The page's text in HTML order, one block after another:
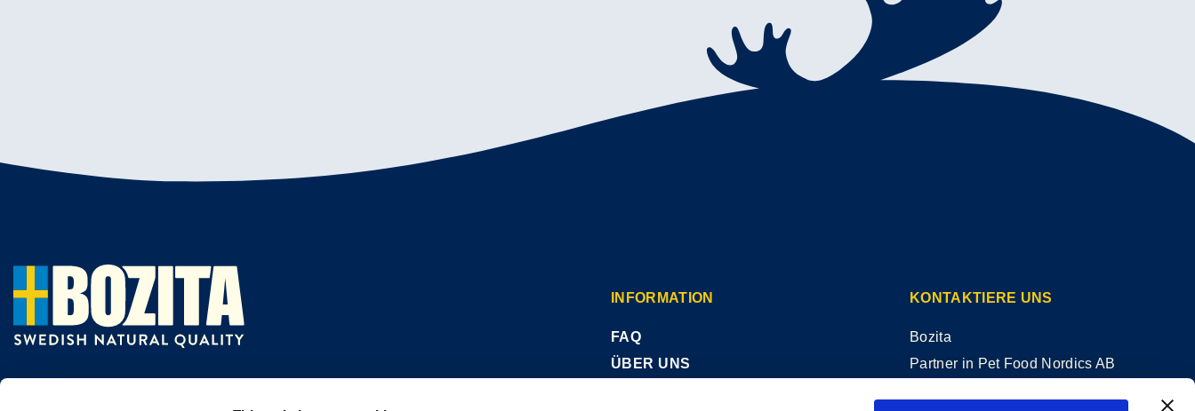
INFORMATION
FAQ
ÜBER UNS
KONTAKTIERE UNS
Bozita
Partner in Pet Food Nordics AB